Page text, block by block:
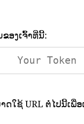
ອງເຈົ້າທີ່ນີ້:
ໃຊ້ URL ຕໍ່ໄປນີ້ເພື່ອ